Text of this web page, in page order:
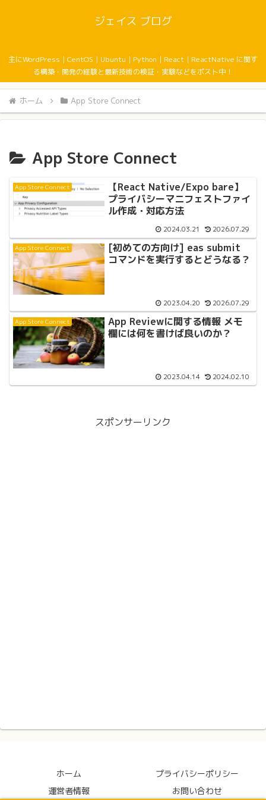
ジェイス ブログ
主にWordPress｜CentOS｜Ubuntu｜Python｜React｜ReactNative に関す
る構築・開発の経験と最新技術の検証・実験などをポスト中！
ホーム App Store Connect
App Store Connect
App Store Connect
【React Native/Expo bare】
プライバシーマニフェストファイ
ル作成・対応方法
2024.03.21 2026.07.29
App Store Connect
[初めての方向け] eas submit
コマンドを実行するとどうなる？
2023.04.20 2026.07.29
App Store Connect
App Reviewに関する情報 メモ
欄には何を書けば良いのか？
2023.04.14 2024.02.10
スポンサーリンク
ホーム
プライバシーポリシー
運営者情報
お問い合わせ